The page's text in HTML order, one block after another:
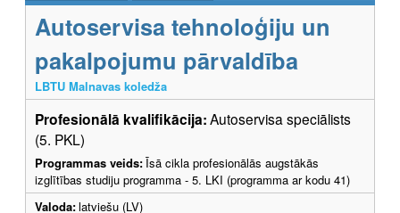
Autoservisa tehnoloģiju un
pakalpojumu pārvaldība
LBTU Malnavas koledža
Profesionālā kvalifikācija:Autoservisa speciālists
(5. PKL)
Programmas veids:Īsā cikla profesionālās augstākās
izglītības studiju programma - 5. LKI (programma ar kodu 41)
Valoda:latviešu (LV)